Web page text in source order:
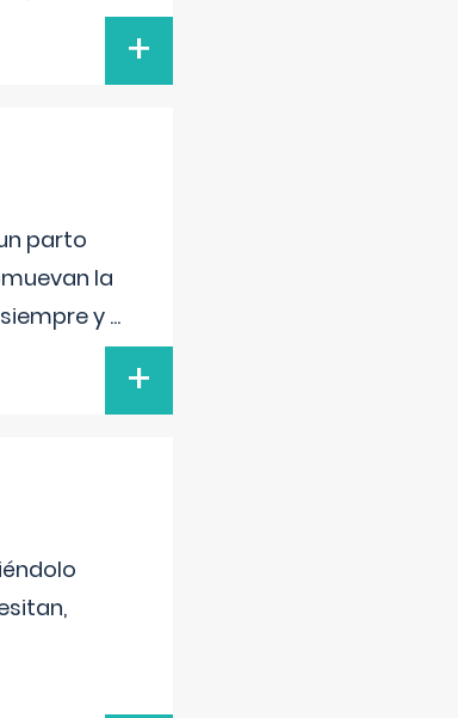
+
parto
la
y ...
+